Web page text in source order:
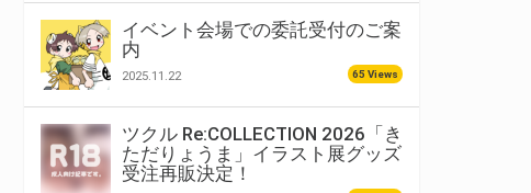
イベント会場での委託受付のご案
内
2025.11.22 65 Views
ツクル Re:COLLECTION 2026「き
ただりょうま」イラスト展グッズ
受注再販決定！